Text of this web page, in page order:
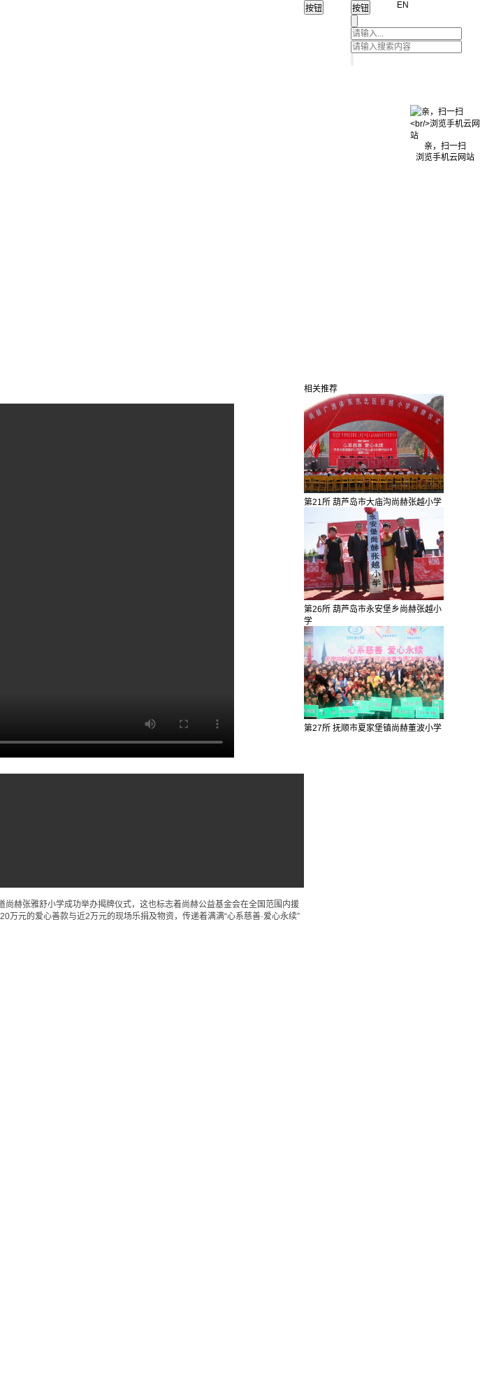
EN
赫张雅舒小学成功举办揭牌仪式，这也标志着尚赫公益基金会在全国范围内援
元的爱心善款与近2万元的现场乐捐及物资，传递着满满“心系慈善·爱心永续”
相关推荐
第21所 葫芦岛市大庙沟尚赫张越小学
第26所 葫芦岛市永安堡乡尚赫张越小
学
第27所 抚顺市夏家堡镇尚赫董波小学
亲，扫一扫
浏览手机云网站